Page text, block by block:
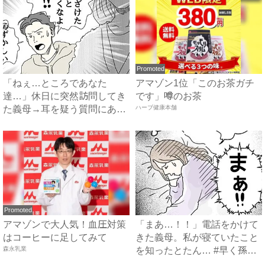
「ねぇ…ところであなた
達…」休日に突然訪問してき
た義母→耳を疑う質問にあ
Promoted
アマゾン1位「このお茶ガチ
です」噂のお茶
ハーブ健康本舗
Promoted
アマゾンで大人気！血圧対策
はコーヒーに足してみて
森永乳業
「まあ…！！」電話をかけて
きた義母。私が寝ていたこと
を知ったとたん… #早く孫